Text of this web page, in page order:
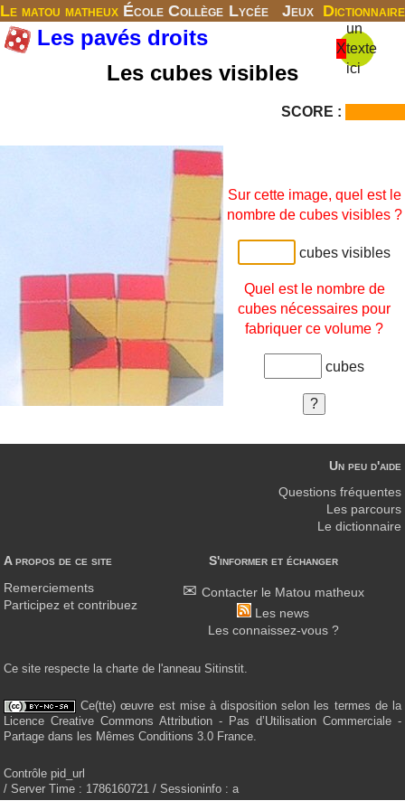
Le matou matheux École Collège Lycée Jeux Dictionnaire
X
un
texte
ici
Les pavés droits
Les cubes visibles
SCORE :
Sur cette image, quel est le
nombre de cubes visibles ?
cubes visibles
Quel est le nombre de
cubes nécessaires pour
fabriquer ce volume ?
cubes
A propos de ce site
Remerciements
Participez et contribuez
S'informer et échanger
Contacter le Matou matheux
Les news
Les connaissez-vous ?
Un peu d'aide
Questions fréquentes
Les parcours
Le dictionnaire
Ce site respecte la charte de l'anneau Sitinstit.
Ce(tte) œuvre est mise à disposition selon les termes de la
Licence Creative Commons Attribution - Pas d’Utilisation Commerciale -
Partage dans les Mêmes Conditions 3.0 France.
Contrôle pid_url
/ Server Time : 1786160721 / Sessioninfo : a